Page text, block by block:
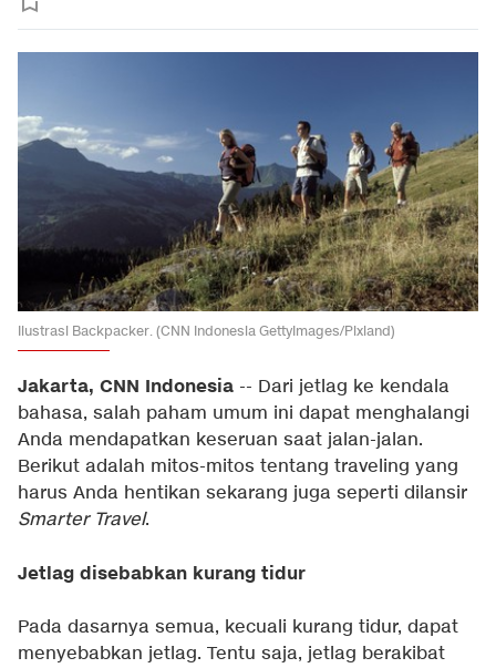
Ilustrasi Backpacker. (CNN Indonesia GettyImages/Pixland)
Jakarta, CNN Indonesia -- Dari jetlag ke kendala
bahasa, salah paham umum ini dapat menghalangi
Anda mendapatkan keseruan saat jalan-jalan.
Berikut adalah mitos-mitos tentang traveling yang
harus Anda hentikan sekarang juga seperti dilansir
Smarter Travel.
Jetlag disebabkan kurang tidur
Pada dasarnya semua, kecuali kurang tidur, dapat
menyebabkan jetlag. Tentu saja, jetlag berakibat